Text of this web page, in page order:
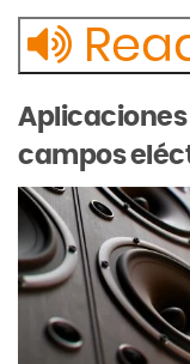
Aplicaciones
campos